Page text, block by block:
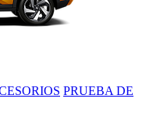
PRUEBA DE